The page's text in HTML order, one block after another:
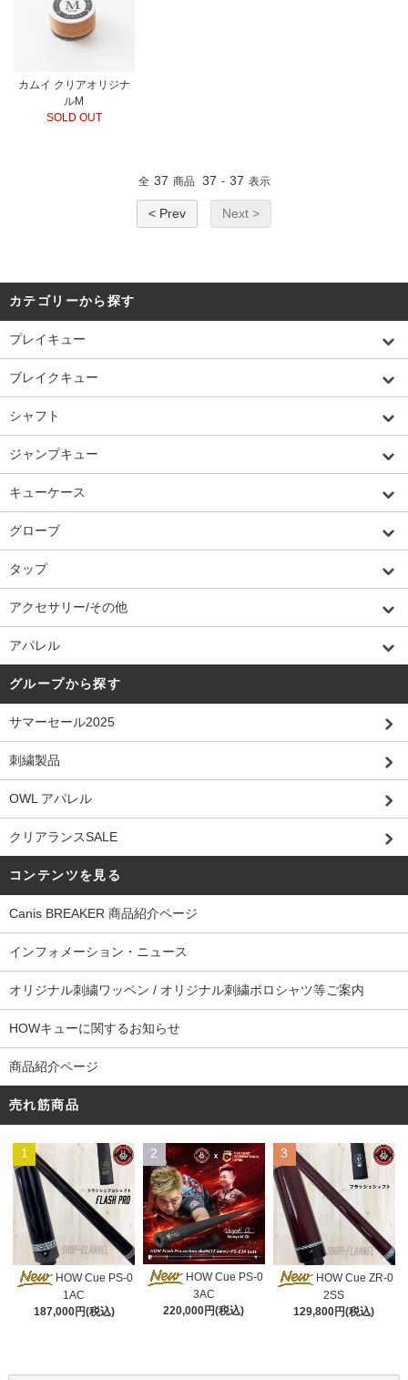
カムイ クリアオリジナ
ルM
SOLD OUT
全 37 商品 37 - 37 表示
< Prev Next >
カテゴリーから探す
プレイキュー
ブレイクキュー
シャフト
ジャンプキュー
キューケース
グローブ
タップ
アクセサリー/その他
アパレル
グループから探す
サマーセール2025
刺繍製品
OWL アパレル
クリアランスSALE
コンテンツを見る
Canis BREAKER 商品紹介ページ
インフォメーション・ニュース
オリジナル刺繍ワッペン / オリジナル刺繍ポロシャツ等ご案内
HOWキューに関するお知らせ
商品紹介ページ
売れ筋商品
1
HOW Cue PS-0
1AC
187,000円(税込)
2
HOW Cue PS-0
3AC
220,000円(税込)
3
HOW Cue ZR-0
2SS
129,800円(税込)